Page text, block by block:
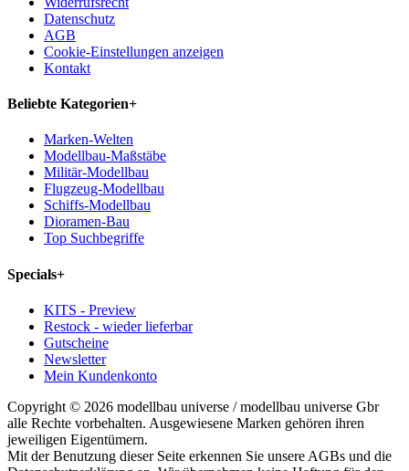
Datenschutz
AGB
Cookie-Einstellungen anzeigen
Kontakt
Beliebte Kategorien+
Marken-Welten
Modellbau-Maßstäbe
Militär-Modellbau
Flugzeug-Modellbau
Schiffs-Modellbau
Dioramen-Bau
Top Suchbegriffe
Specials+
KITS - Preview
Restock - wieder lieferbar
Gutscheine
Newsletter
Mein Kundenkonto
Copyright © 2026 modellbau universe / modellbau universe Gbr
alle Rechte vorbehalten. Ausgewiesene Marken gehören ihren
jeweiligen Eigentümern.
Mit der Benutzung dieser Seite erkennen Sie unsere AGBs und die